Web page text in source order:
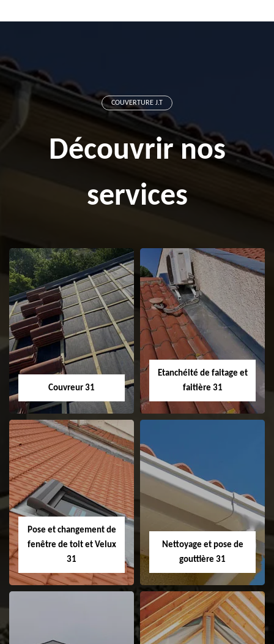
COUVERTURE J.T
Découvrir nos
services
Couvreur 31
Couvreur 31
Etanchéité de faitage et
faitière 31
Etanchéité de
faitage et faitière
31
Pose et changement de
fenêtre de toit et Velux
31
Nettoyage et pose de
gouttière 31